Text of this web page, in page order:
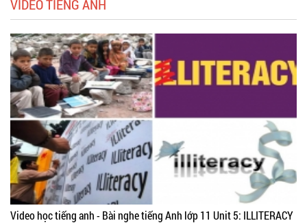
VIDEO TIẾNG ANH
Video học tiếng anh - Bài nghe tiếng Anh lớp 11 Unit 5: ILLITERACY